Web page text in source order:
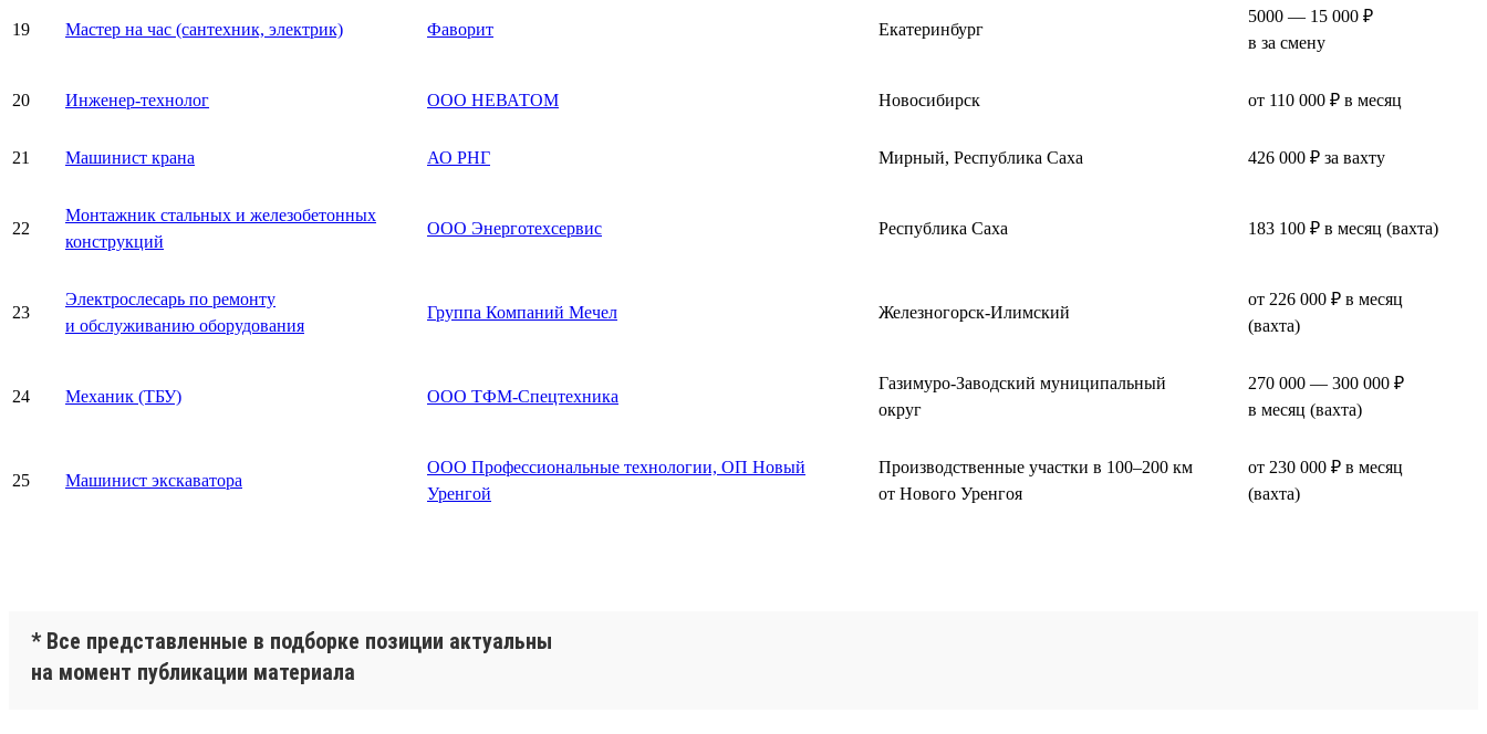
19 Мастер на час (сантехник, электрик) Фаворит Екатеринбург
5000 — 15 000 ₽
в за смену
20 Инженер-технолог ООО НЕВАТОМ Новосибирск от 110 000 ₽ в месяц
21 Машинист крана АО РНГ Мирный, Республика Саха 426 000 ₽ за вахту
22
Монтажник стальных и железобетонных
конструкций
ООО Энерготехсервис Республика Саха 183 100 ₽ в месяц (вахта)
23
Электрослесарь по ремонту
и обслуживанию оборудования
Группа Компаний Мечел Железногорск-Илимский
от 226 000 ₽ в месяц
(вахта)
24 Механик (ТБУ) ООО ТФМ-Спецтехника
Газимуро-Заводский муниципальный
округ
270 000 — 300 000 ₽
в месяц (вахта)
25 Машинист экскаватора
ООО Профессиональные технологии, ОП Новый
Уренгой
Производственные участки в 100–200 км
от Нового Уренгоя
от 230 000 ₽ в месяц
(вахта)
* Все представленные в подборке позиции актуальны
на момент публикации материала